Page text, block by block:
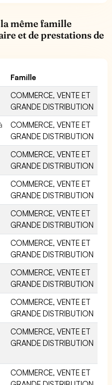
même famille
et de prestations de
Famille
COMMERCE, VENTE ET
GRANDE DISTRIBUTION
COMMERCE, VENTE ET
GRANDE DISTRIBUTION
COMMERCE, VENTE ET
GRANDE DISTRIBUTION
COMMERCE, VENTE ET
GRANDE DISTRIBUTION
COMMERCE, VENTE ET
GRANDE DISTRIBUTION
COMMERCE, VENTE ET
GRANDE DISTRIBUTION
COMMERCE, VENTE ET
GRANDE DISTRIBUTION
COMMERCE, VENTE ET
GRANDE DISTRIBUTION
COMMERCE, VENTE ET
GRANDE DISTRIBUTION
COMMERCE, VENTE ET